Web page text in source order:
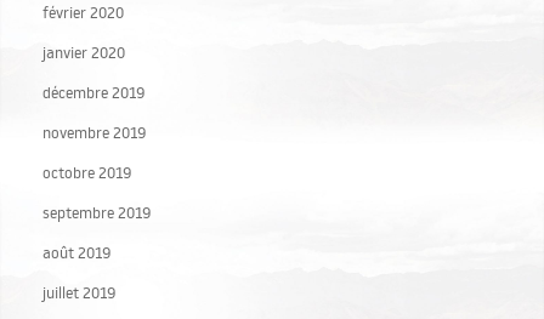
février 2020
janvier 2020
décembre 2019
novembre 2019
octobre 2019
septembre 2019
août 2019
juillet 2019